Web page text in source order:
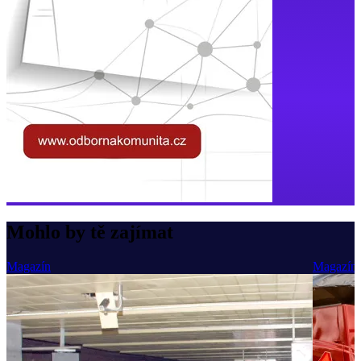
Mohlo by tě zajímat
Magazín Magazín